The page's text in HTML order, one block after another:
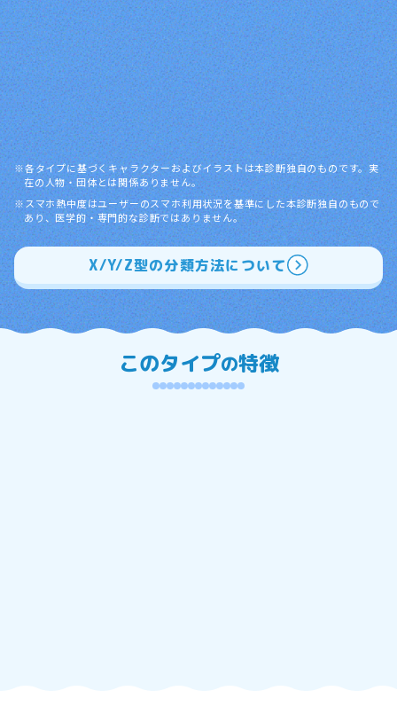
各タイプに基づくキャラクターおよびイラストは本診断独自のものです。実
在の人物・団体とは関係ありません。
スマホ熱中度はユーザーのスマホ利用状況を基準にした本診断独自のもので
あり、医学的・専門的な診断ではありません。
X/Y/Z型の分類方法について
このタイプの特徴